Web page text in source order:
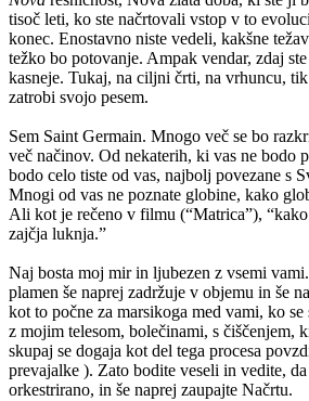
tisoč leti, ko ste načrtovali vstop v to
konec. Enostavno niste vedeli, kakšne
težko bo potovanje. Ampak vendar, zdaj
kasneje. Tukaj, na ciljni črti, na vrhuncu,
zatrobi svojo pesem.
Sem Saint Germain. Mnogo več se bo
več načinov. Od nekaterih, ki vas ne bodo
bodo celo tiste od vas, najbolj povezane s
Mnogi od vas ne poznate globine, kako
Ali kot je rečeno v filmu (“Matrica”),
zajčja luknja.”
Naj bosta moj mir in ljubezen z vsemi
plamen še naprej zadržuje v objemu in še
kot to počne za marsikoga med vami, ko se
z mojim telesom, bolečinami, s čiščenjem,
skupaj se dogaja kot del tega procesa
prevajalke ). Zato bodite veseli in vedite,
orkestrirano, in še naprej zaupajte Načrtu.